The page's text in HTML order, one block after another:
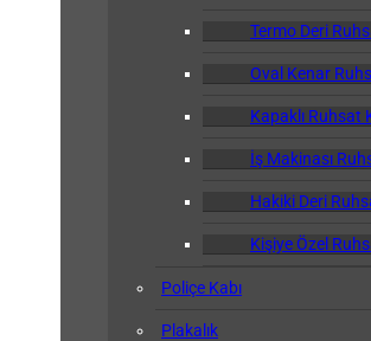
Termo Deri
Oval Kenar
Kapaklı Ruhsat
İş Makinası
Hakiki Deri
Kişiye Özel
Poliçe Kabı
Plakalık